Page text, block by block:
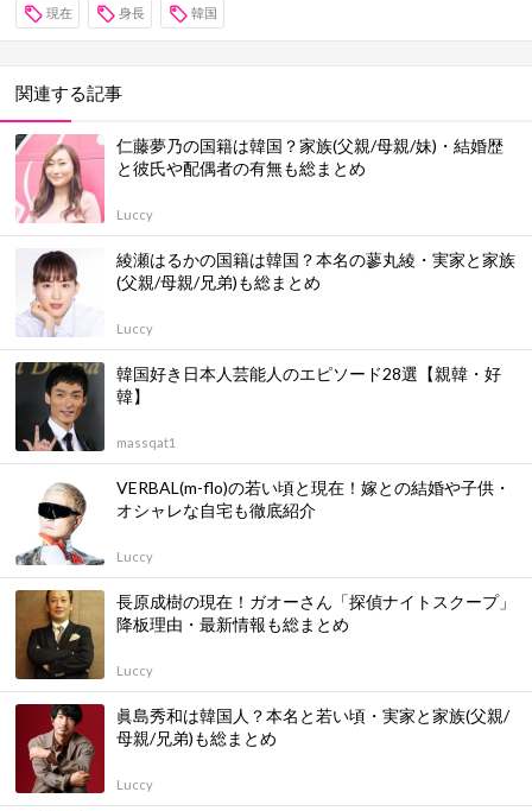
現在 身長 韓国
関連する記事
仁藤夢乃の国籍は韓国？家族(父親/母親/妹)・結婚歴
と彼氏や配偶者の有無も総まとめ
Luccy
綾瀬はるかの国籍は韓国？本名の蓼丸綾・実家と家族
(父親/母親/兄弟)も総まとめ
Luccy
韓国好き日本人芸能人のエピソード28選【親韓・好
韓】
massqat1
VERBAL(m-flo)の若い頃と現在！嫁との結婚や子供・
オシャレな自宅も徹底紹介
Luccy
長原成樹の現在！ガオーさん「探偵ナイトスクープ」
降板理由・最新情報も総まとめ
Luccy
眞島秀和は韓国人？本名と若い頃・実家と家族(父親/
母親/兄弟)も総まとめ
Luccy